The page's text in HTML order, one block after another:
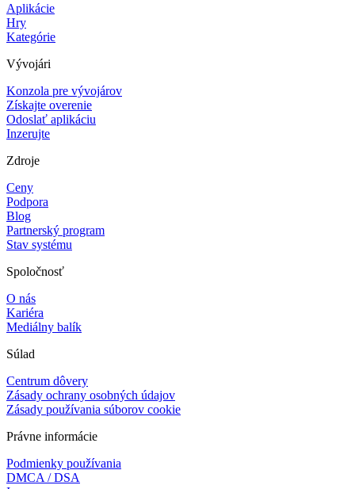
Aplikácie
Hry
Kategórie
Vývojári
Konzola pre vývojárov
Získajte overenie
Odoslať aplikáciu
Inzerujte
Zdroje
Ceny
Podpora
Blog
Partnerský program
Stav systému
Spoločnosť
O nás
Kariéra
Mediálny balík
Súlad
Centrum dôvery
Zásady ochrany osobných údajov
Zásady používania súborov cookie
Právne informácie
Podmienky používania
DMCA / DSA